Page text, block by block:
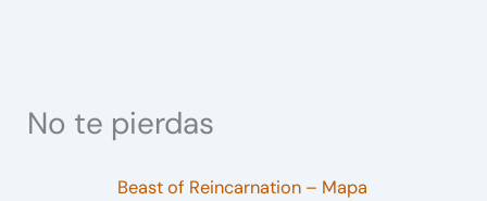
No te pierdas
Beast of Reincarnation – Mapa